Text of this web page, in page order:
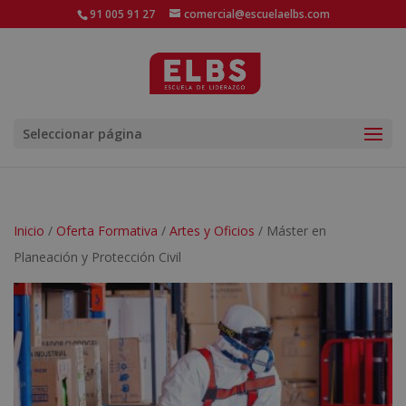
91 005 91 27 comercial@escuelaelbs.com
Seleccionar página
Inicio / Oferta Formativa / Artes y Oficios / Máster en
Planeación y Protección Civil